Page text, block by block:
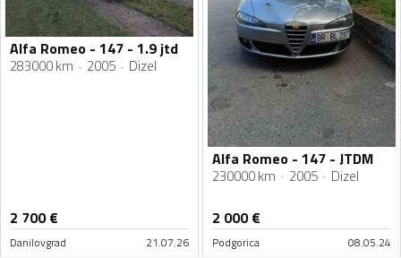
Alfa Romeo - 147 - 1.9 jtd
283000 km 2005 Dizel
2 700€
Danilovgrad 21.07.26
Alfa Romeo - 147 - JTDM
230000 km 2005 Dizel
2 000€
Podgorica 08.05.24